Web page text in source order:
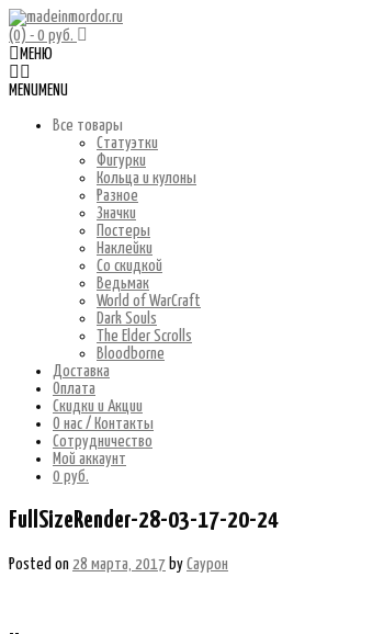
(0) - 0 руб.
МЕНЮ
MENU MENU
Все товары
Статуэтки
Фигурки
Кольца и кулоны
Разное
Значки
Постеры
Наклейки
Со скидкой
Ведьмак
World of WarCraft
Dark Souls
The Elder Scrolls
Bloodborne
Доставка
Оплата
Скидки и Акции
О нас / Контакты
Сотрудничество
Мой аккаунт
0 руб.
FullSizeRender-28-03-17-20-24
Posted on 28 марта, 2017 by Саурон